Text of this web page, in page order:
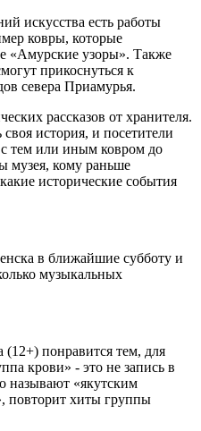
искусства есть работы
ковры, которые
«Амурские узоры». Также
прикоснуться к
севера Приамурья.
рассказов от хранителя.
история, и посетители
тем или иным ковром до
музея, кому раньше
исторические события
в ближайшие субботу и
музыкальных
понравится тем, для
крови» - это не запись в
называют «якутским
повторит хиты группы